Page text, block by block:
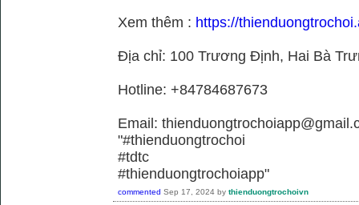
Xem thêm : https://
Địa chỉ: 100 Trương Định, Hai Bà
Hotline: +84784687673
Email:
"#thienduongtrochoi
#tdtc
#thienduongtrochoiapp"
commented Sep 17, 2024 by thienduongtrochoivn